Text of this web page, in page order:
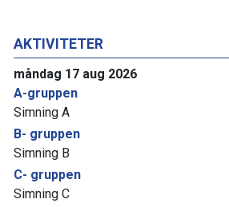
AKTIVITETER
måndag 17 aug 2026
A-gruppen
Simning A
B- gruppen
Simning B
C- gruppen
Simning C